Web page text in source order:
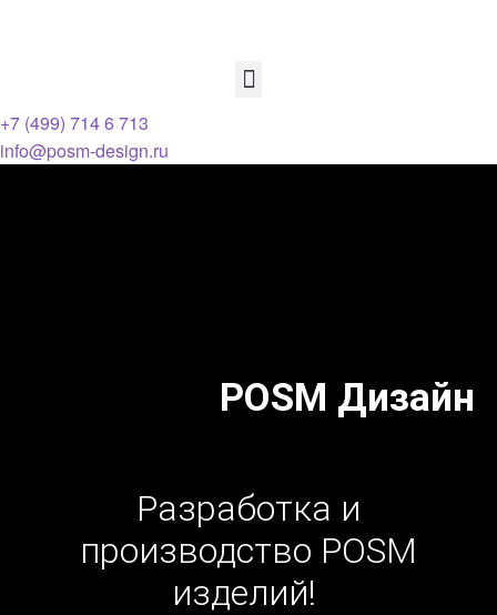
+7 (499) 714 6 713
info@posm-design.ru
POSM Дизайн
Разработка и
производство POSM
изделий!